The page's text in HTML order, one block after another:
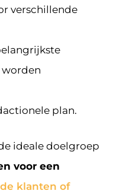
verschillende
worden
plan.
ideale doelgroep
voor een
de klanten of